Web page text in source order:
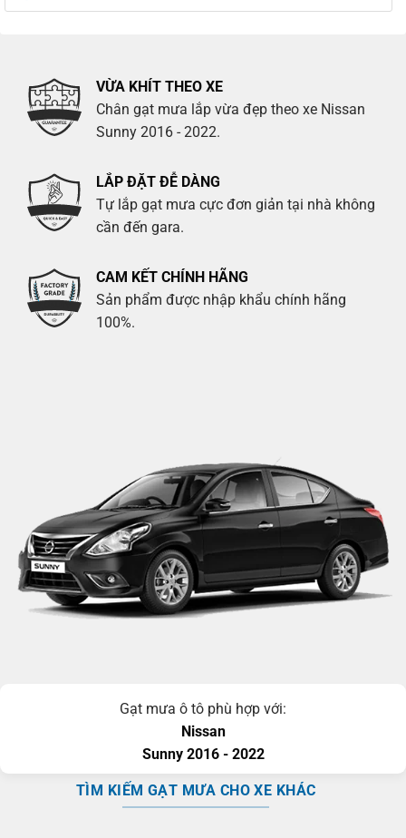
VỪA KHÍT THEO XE
Chân gạt mưa lắp vừa đẹp theo xe Nissan
Sunny 2016 - 2022.
LẮP ĐẶT ĐỄ DÀNG
Tự lắp gạt mưa cực đơn giản tại nhà không
cần đến gara.
CAM KẾT CHÍNH HÃNG
Sản phẩm được nhập khẩu chính hãng
100%.
Gạt mưa ô tô phù hợp với:
Nissan
Sunny 2016 - 2022
TÌM KIẾM GẠT MƯA CHO XE KHÁC